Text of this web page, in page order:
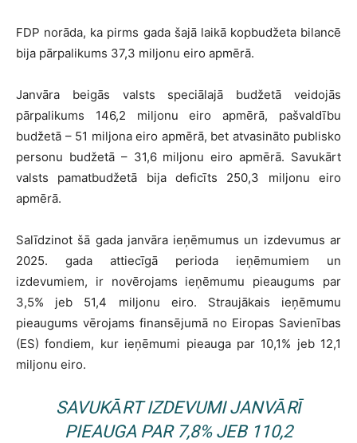
FDP norāda, ka pirms gada šajā laikā kopbudžeta bilancē
bija pārpalikums 37,3 miljonu eiro apmērā.
Janvāra beigās valsts speciālajā budžetā veidojās
pārpalikums 146,2 miljonu eiro apmērā, pašvaldību
budžetā – 51 miljona eiro apmērā, bet atvasināto publisko
personu budžetā – 31,6 miljonu eiro apmērā. Savukārt
valsts pamatbudžetā bija deficīts 250,3 miljonu eiro
apmērā.
Salīdzinot šā gada janvāra ieņēmumus un izdevumus ar
2025. gada attiecīgā perioda ieņēmumiem un
izdevumiem, ir novērojams ieņēmumu pieaugums par
3,5% jeb 51,4 miljonu eiro. Straujākais ieņēmumu
pieaugums vērojams finansējumā no Eiropas Savienības
(ES) fondiem, kur ieņēmumi pieauga par 10,1% jeb 12,1
miljonu eiro.
SAVUKĀRT IZDEVUMI JANVĀRĪ
PIEAUGA PAR 7,8% JEB 110,2